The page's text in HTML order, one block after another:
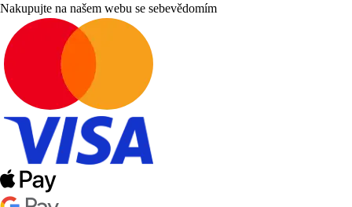
Nakupujte na našem webu se sebevědomím